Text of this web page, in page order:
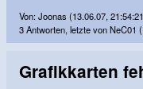
Von: Joonas (13.06.07,
3 Antworten, letzte von NeC01
Grafikkarten